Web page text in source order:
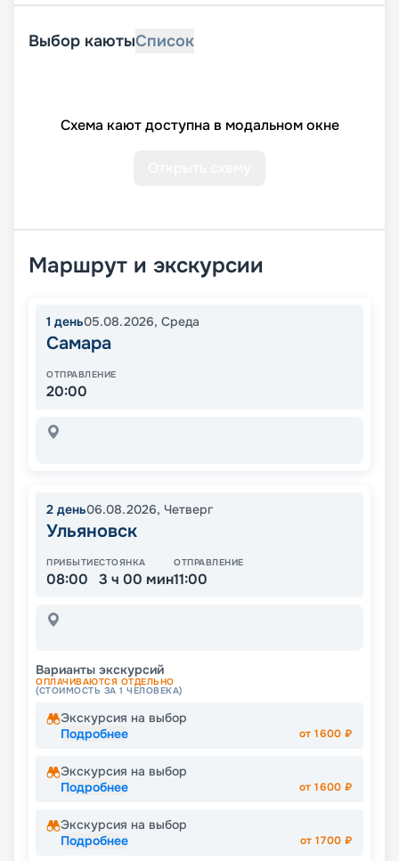
Выбор каютыСписок
Схема кают доступна в модальном окне
Маршрут и экскурсии
1 день05.08.2026, Среда
Самара
ОТПРАВЛЕНИЕ
20:00
2 день06.08.2026, Четверг
Ульяновск
ПРИБЫТИЕ
08:00
СТОЯНКА
3 ч 00 мин
ОТПРАВЛЕНИЕ
11:00
Варианты экскурсий
ОПЛАЧИВАЮТСЯ ОТДЕЛЬНО
(СТОИМОСТЬ ЗА 1 ЧЕЛОВЕКА)
Экскурсия на выбор
Подробнее
от1600 ₽
Экскурсия на выбор
Подробнее
от1600 ₽
Экскурсия на выбор
Подробнее
от1700 ₽